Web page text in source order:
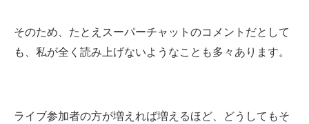
そのため、たとえスーパーチャットのコメントだとして
も、私が全く読み上げないようなことも多々あります。
ライブ参加者の方が増えれば増えるほど、どうしてもそ